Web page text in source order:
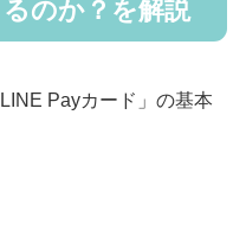
のか？を解説
Payカード」の基本